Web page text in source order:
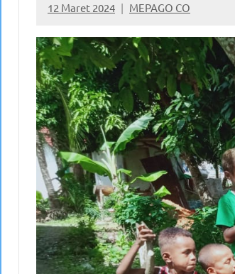
12 Maret 2024 MEPAGO CO
No
comments